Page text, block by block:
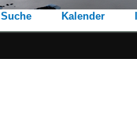
Suche Kalender